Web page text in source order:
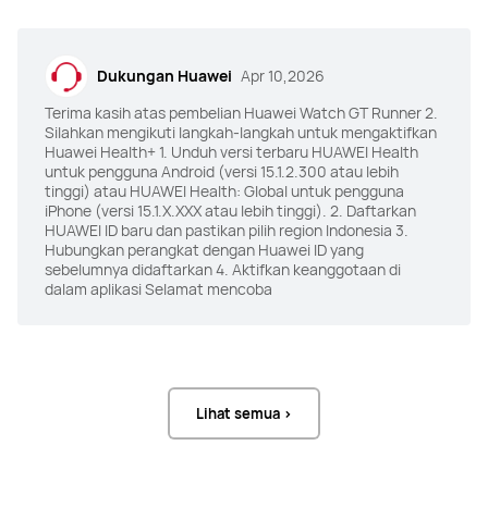
Dukungan Huawei Apr 10,2026
Terima kasih atas pembelian Huawei Watch GT Runner 2.
Silahkan mengikuti langkah-langkah untuk mengaktifkan
Huawei Health+ 1. Unduh versi terbaru HUAWEI Health
untuk pengguna Android (versi 15.1.2.300 atau lebih
tinggi) atau HUAWEI Health: Global untuk pengguna
iPhone (versi 15.1.X.XXX atau lebih tinggi). 2. Daftarkan
HUAWEI ID baru dan pastikan pilih region Indonesia 3.
Hubungkan perangkat dengan Huawei ID yang
sebelumnya didaftarkan 4. Aktifkan keanggotaan di
dalam aplikasi Selamat mencoba
Lihat semua >